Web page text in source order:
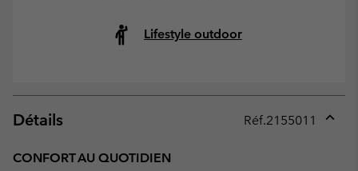
Lifestyle outdoor
Détails Réf.2155011
CONFORT AU QUOTIDIEN